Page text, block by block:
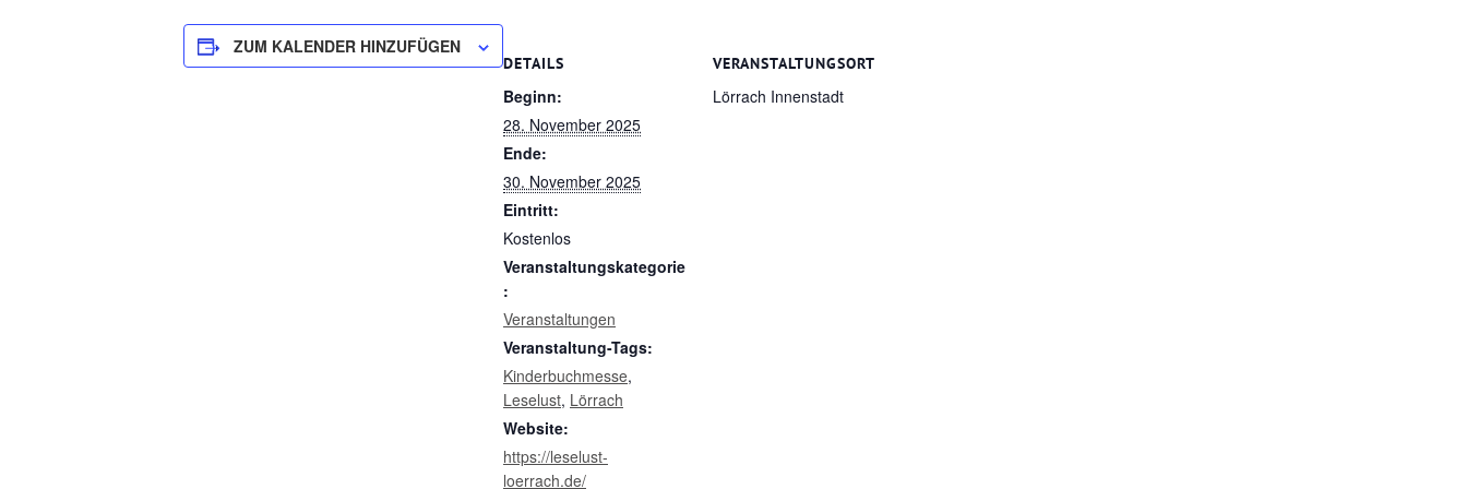
ZUM KALENDER HINZUFÜGEN
DETAILS
Beginn:
28. November 2025
Ende:
30. November 2025
Eintritt:
Kostenlos
Veranstaltungskategorie
:
Veranstaltungen
Veranstaltung-Tags:
Kinderbuchmesse,
Leselust, Lörrach
Website:
https://leselust-
loerrach.de/
VERANSTALTUNGSORT
Lörrach Innenstadt